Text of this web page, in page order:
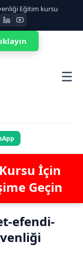
Eğitim kursu
☰
İçin
Geçin
efendi-